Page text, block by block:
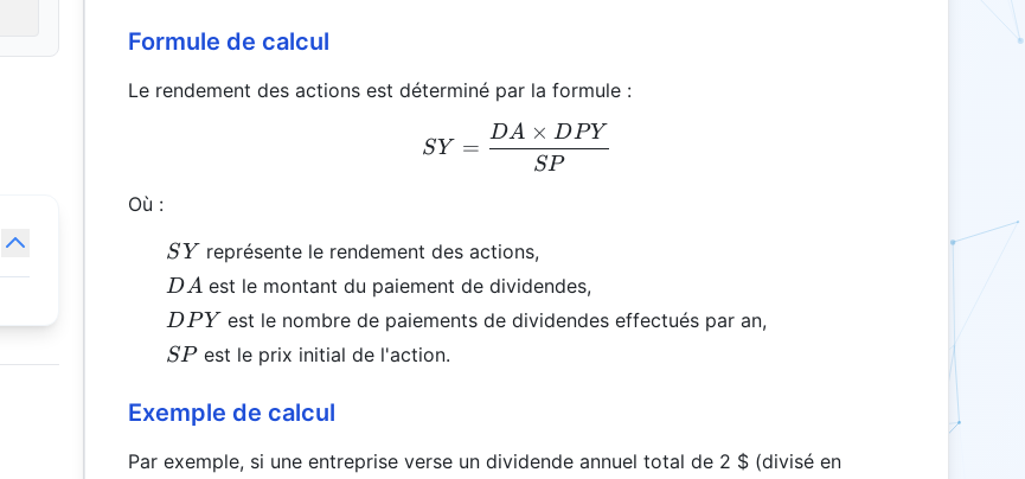
Formule de calcul
Le rendement des actions est déterminé par la formule :
SY = \frac{DA \times DPY}{SP}
SY =
SP
DA × DPY
Où :
SY
SY représente le rendement des actions,
DA
DA est le montant du paiement de dividendes,
DPY
DPY est le nombre de paiements de dividendes effectués par an,
SP
SP est le prix initial de l'action.
Exemple de calcul
Par exemple, si une entreprise verse un dividende annuel total de 2 $ (divisé en